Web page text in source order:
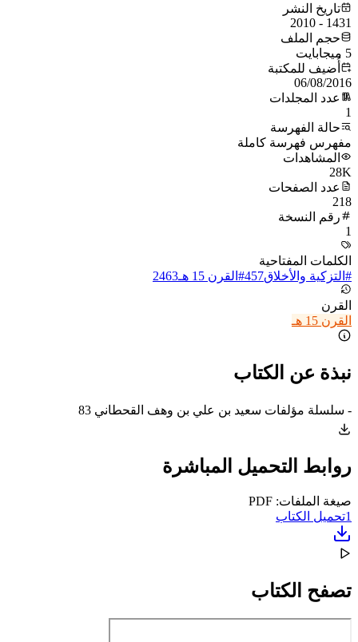
تاريخ النشر
1431 - 2010
حجم الملف
5 ميجابايت
أُضيف للمكتبة
06/08/2016
عدد المجلدات
1
حالة الفهرسة
مفهرس فهرسة كاملة
المشاهدات
28K
عدد الصفحات
218
رقم النسخة
1
الكلمات المفتاحية
# التزكية والأخلاق457
# القرن 15 هـ 2463
القرن
القرن 15 هـ
نبذة عن الكتاب
- سلسلة مؤلفات سعيد بن علي بن وهف القحطاني 83
روابط التحميل المباشرة
صيغة الملفات: PDF
1تحميل الكتاب
تصفح الكتاب